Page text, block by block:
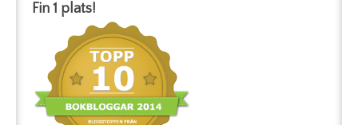
Fin 1 plats!